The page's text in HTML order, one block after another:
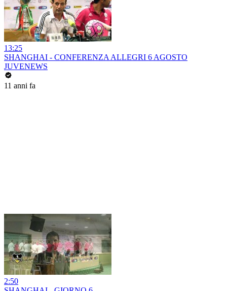
13:25
SHANGHAI - CONFERENZA ALLEGRI 6 AGOSTO
JUVENEWS
11 anni fa
2:50